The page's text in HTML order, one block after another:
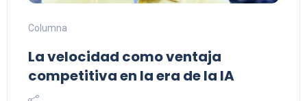
Columna
La velocidad como ventaja
competitiva en la era de la IA